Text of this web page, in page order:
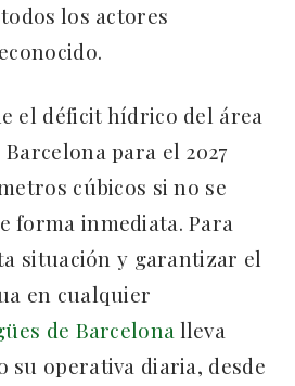
los actores
el déficit hídrico del área
para el 2027
cúbicos si no se
forma inmediata. Para
situación y garantizar el
en cualquier
de Barcelonalleva
su operativa diaria, desde